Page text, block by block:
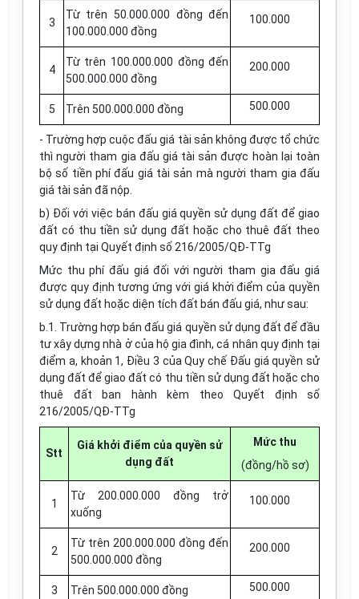
3
Từ trên 50.000.000 đồng đến
100.000.000 đồng
100.000
4
Từ trên 100.000.000 đồng đến
500.000.000 đồng
200.000
5 Trên 500.000.000 đồng 500.000
- Trường hợp cuộc đấu giá tài sản không được tổ chức
thì người tham gia đấu giá tài sản được hoàn lại toàn
bộ số tiền phí đấu giá tài sản mà người tham gia đấu
giá tài sản đã nộp.
b) Đối với việc bán đấu giá quyền sử dụng đất để giao
đất có thu tiền sử dụng đất hoặc cho thuê đất theo
quy định tại Quyết định số 216/2005/QĐ-TTg
Mức thu phí đấu giá đối với người tham gia đấu giá
được quy định tương ứng với giá khởi điểm của quyền
sử dụng đất hoặc diện tích đất bán đấu giá, như sau:
b.1. Trường hợp bán đấu giá quyền sử dụng đất để đầu
tư xây dựng nhà ở của hộ gia đình, cá nhân quy định tại
điểm a, khoản 1, Điều 3 của Quy chế Đấu giá quyền sử
dụng đất để giao đất có thu tiền sử dụng đất hoặc cho
thuê đất ban hành kèm theo Quyết định số
216/2005/QĐ-TTg
Stt
Giá khởi điểm của quyền sử
dụng đất
Mức thu
(đồng/hồ sơ)
1
Từ 200.000.000 đồng trở
xuống
100.000
2
Từ trên 200.000.000 đồng đến
500.000.000 đồng
200.000
3 Trên 500.000.000 đồng 500.000